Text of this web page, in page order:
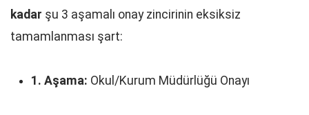
kadar şu 3 aşamalı onay zincirinin eksiksiz
tamamlanması şart:
1. Aşama: Okul/Kurum Müdürlüğü Onayı